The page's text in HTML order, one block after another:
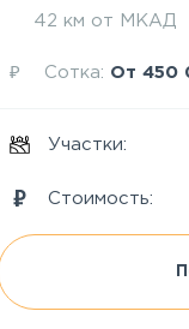
42 км от МКАД
₽ Сотка: От 450
Участки:
Стоимость: